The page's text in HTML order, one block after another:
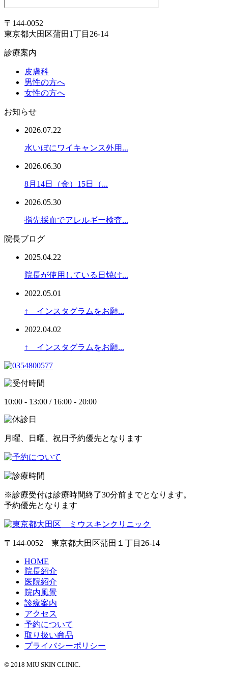
〒144-0052
東京都大田区蒲田1丁目26-14
診療案内
皮膚科
男性の方へ
女性の方へ
お知らせ
2026.07.22
水いぼにワイキャンス外用...
2026.06.30
8月14日（金）15日（...
2026.05.30
指先採血でアレルギー検査...
院長ブログ
2025.04.22
院長が使用している日焼け...
2022.05.01
↑ インスタグラムをお願...
2022.04.02
↑ インスタグラムをお願...
10:00 - 13:00 / 16:00 - 20:00
月曜、日曜、祝日予約優先となります
※診療受付は診療時間終了30分前までとなります。
予約優先となります
〒144-0052 東京都大田区蒲田１丁目26-14
HOME
院長紹介
医院紹介
院内風景
診療案内
アクセス
予約について
取り扱い商品
プライバシーポリシー
© 2018 MIU SKIN CLINIC.